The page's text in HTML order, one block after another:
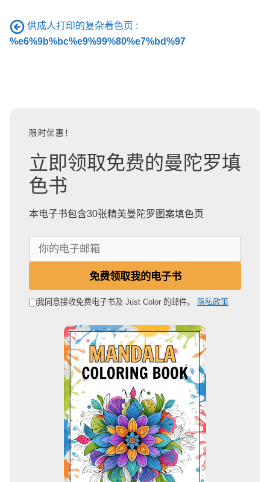
供成人打印的复杂着色页 :
%e6%9b%bc%e9%99%80%e7%bd%97
限时优惠！
立即领取免费的曼陀罗填
色书
本电子书包含30张精美曼陀罗图案填色页
邮
免费领取我的电子书
我同意接收免费电子书及 Just Color 的邮件。 隐私政策